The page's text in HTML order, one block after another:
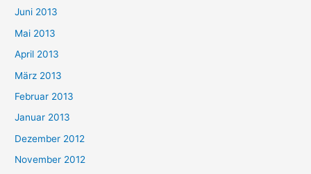
Juni 2013
Mai 2013
April 2013
März 2013
Februar 2013
Januar 2013
Dezember 2012
November 2012